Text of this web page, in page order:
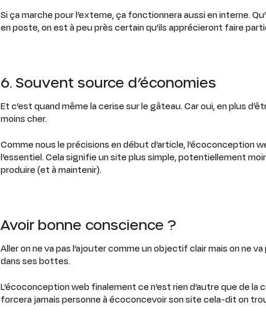
Si ça marche pour l’externe, ça fonctionnera aussi en interne.
en poste, on est à peu près certain qu’ils apprécieront faire
6. Souvent source d’économies
Et c’est quand même la cerise sur le gâteau. Car oui, en plus
moins cher.
Comme nous le précisions en début d’article, l’écoconception
l’essentiel. Cela signifie un site plus simple, potentiellement
produire (et à maintenir).
Avoir bonne conscience ?
Aller on ne va pas l’ajouter comme un objectif clair mais on ne
dans ses bottes.
L’écoconception web finalement ce n’est rien d’autre que de
forcera jamais personne à écoconcevoir son site cela-dit on